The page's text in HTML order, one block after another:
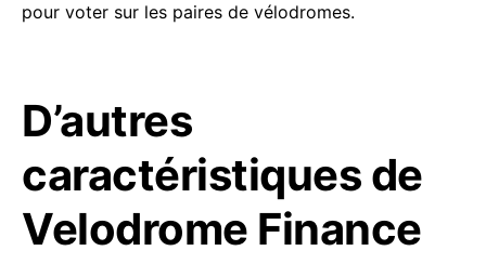
pour voter sur les paires de vélodromes.
D’autres
caractéristiques de
Velodrome Finance